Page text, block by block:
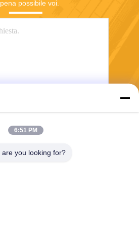
possibile voi.
6:51 PM
you looking for?